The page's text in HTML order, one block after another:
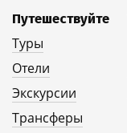
Путешествуйте
Туры
Отели
Экскурсии
Трансферы